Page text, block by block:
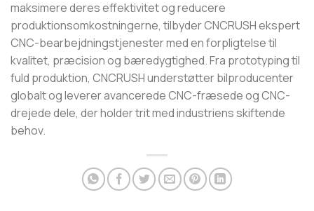
maksimere deres effektivitet og reducere
produktionsomkostningerne, tilbyder CNCRUSH ekspert
CNC-bearbejdningstjenester med en forpligtelse til
kvalitet, præcision og bæredygtighed. Fra prototyping til
fuld produktion, CNCRUSH understøtter bilproducenter
globalt og leverer avancerede CNC-fræsede og CNC-
drejede dele, der holder trit med industriens skiftende
behov.